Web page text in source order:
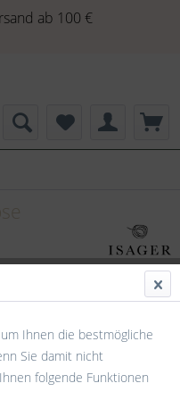
ab 100 €
Ihnen die bestmögliche
Sie damit nicht
folgende Funktionen